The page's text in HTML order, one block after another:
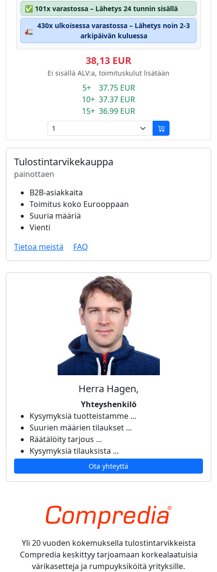
✅ 101x varastossa – Lähetys 24 tunnin sisällä
🚛
430x ulkoisessa varastossa – Lähetys noin 2-3
arkipäivän kuluessa
38,13 EUR
Ei sisällä ALV:a, toimituskulut lisätään
5+ 37.75 EUR
10+ 37.37 EUR
15+ 36.99 EUR
Tulostintarvikekauppa
painottaen
B2B-asiakkaita
Toimitus koko Eurooppaan
Suuria määriä
Vienti
Tietoa meistä
FAQ
Herra Hagen,
Yhteyshenkilö
Kysymyksiä tuotteistamme ...
Suurien määrien tilaukset ...
Räätälöity tarjous ...
Kysymyksiä tilauksista ...
Ota yhteyttä
Yli 20 vuoden kokemuksella tulostintarvikkeista
Compredia keskittyy tarjoamaan korkealaatuisia
värikasetteja ja rumpuyksiköitä yrityksille.